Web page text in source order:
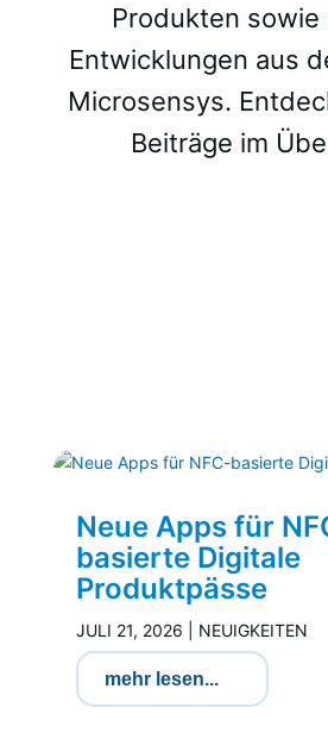
Produkten sowie
Entwicklungen aus
Microsensys.
Beiträge im
Neue Apps für
basierte Digitale
Produktpässe
JULI 21, 2026 NEUIGKEITEN
mehr lesen...